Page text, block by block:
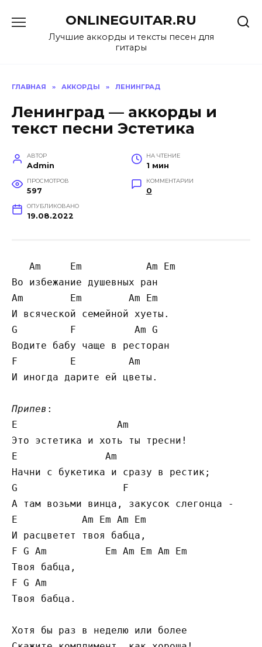
содержанию
ONLINEGUITAR.RU
Лучшие аккорды и тексты песен для
гитары
ГЛАВНАЯ » АККОРДЫ » ЛЕНИНГРАД
Ленинград — аккорды и
текст песни Эстетика
АВТОР
Admin
НА ЧТЕНИЕ
1 мин
ПРОСМОТРОВ
597
КОММЕНТАРИИ
0
ОПУБЛИКОВАНО
19.08.2022
   Am     Em           Am Em
Во избежание душевных ран
Am        Em        Am Em
И всяческой семейной хуеты.
G         F          Am G
Водите бабу чаще в ресторан
F         E         Am
И иногда дарите ей цветы.
Припев :
E                 Am
Это эстетика и хоть ты тресни!
E               Am
Начни с букетика и сразу в рестик;
G                  F
А там возьми винца, закусок слегонца -
E           Am Em Am Em
И расцветет твоя бабца,
F G Am          Em Am Em Am Em
Твоя бабца,
F G Am
Твоя бабца.
Хотя бы раз в неделю или более